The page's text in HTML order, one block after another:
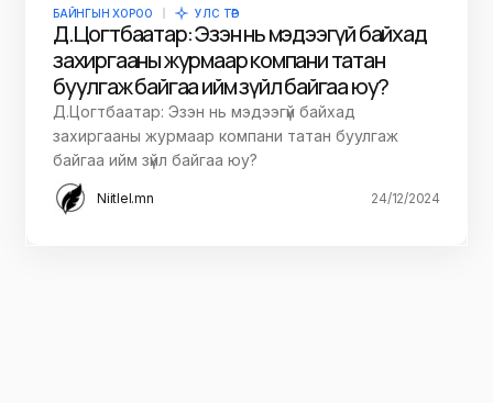
БАЙНГЫН ХОРОО УЛС ТӨР
Д.Цогтбаатар: Эзэн нь мэдээгүй байхад
захиргааны журмаар компани татан
буулгаж байгаа ийм зүйл байгаа юу?
Д.Цогтбаатар: Эзэн нь мэдээгүй байхад
захиргааны журмаар компани татан буулгаж
байгаа ийм зүйл байгаа юу?
Niitlel.mn 24/12/2024